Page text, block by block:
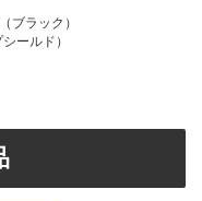
ブラック）
ールド）